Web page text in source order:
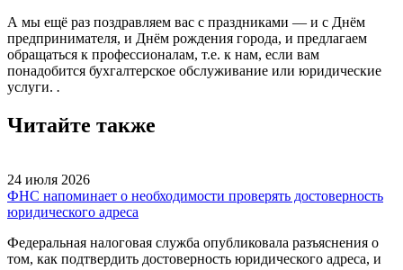
А мы ещё раз поздравляем вас с праздниками — и с Днём
предпринимателя, и Днём рождения города, и предлагаем
обращаться к профессионалам, т.е. к нам, если вам
понадобится бухгалтерское обслуживание или юридические
услуги. .
Читайте также
24 июля 2026
ФНС напоминает о необходимости проверять достоверность
юридического адреса
Федеральная налоговая служба опубликовала разъяснения о
том, как подтвердить достоверность юридического адреса, и